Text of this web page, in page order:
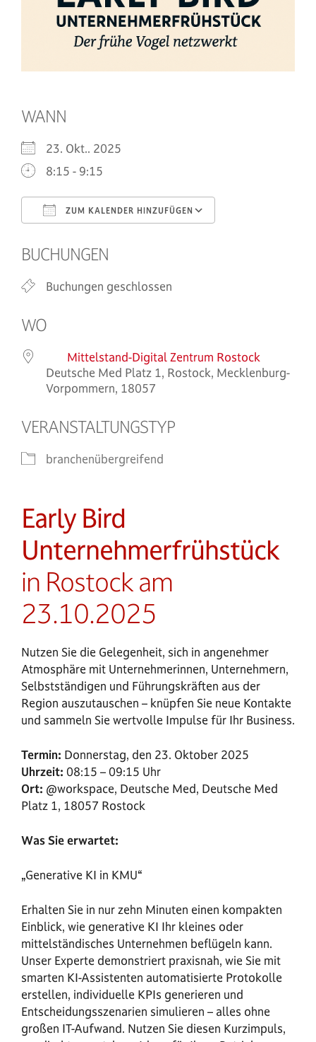
WANN
23. Okt.. 2025
8:15 - 9:15
ZUM KALENDER HINZUFÜGEN
BUCHUNGEN
Buchungen geschlossen
WO
Mittelstand-Digital Zentrum Rostock
Deutsche Med Platz 1, Rostock, Mecklenburg-
Vorpommern, 18057
VERANSTALTUNGSTYP
branchenübergreifend
Early Bird
Unternehmerfrühstück
in Rostock am
23.10.2025
Nutzen Sie die Gelegenheit, sich in angenehmer
Atmosphäre mit Unternehmerinnen, Unternehmern,
Selbstständigen und Führungskräften aus der
Region auszutauschen – knüpfen Sie neue Kontakte
und sammeln Sie wertvolle Impulse für Ihr Business.
Termin: Donnerstag, den 23. Oktober 2025
Uhrzeit: 08:15 – 09:15 Uhr
Ort: @workspace, Deutsche Med, Deutsche Med
Platz 1, 18057 Rostock
Was Sie erwartet:
„Generative KI in KMU“
Erhalten Sie in nur zehn Minuten einen kompakten
Einblick, wie generative KI Ihr kleines oder
mittelständisches Unternehmen beflügeln kann.
Unser Experte demonstriert praxisnah, wie Sie mit
smarten KI-Assistenten automatisierte Protokolle
erstellen, individuelle KPIs generieren und
Entscheidungsszenarien simulieren – alles ohne
großen IT-Aufwand. Nutzen Sie diesen Kurzimpuls,